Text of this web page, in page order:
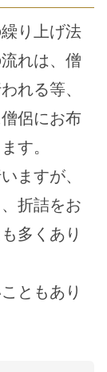
り上げ法
れは、僧
れる等、
侶にお布
す。
ますが、
折詰をお
多くあり
ともあり